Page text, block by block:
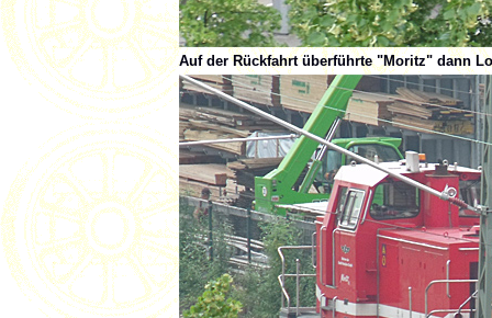
Auf der Rückfahrt überführte "Moritz" dann